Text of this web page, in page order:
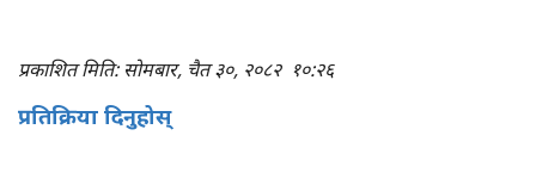
प्रकाशित मिति: सोमबार, चैत ३०, २०८२ १०:२६
प्रतिक्रिया दिनुहोस्